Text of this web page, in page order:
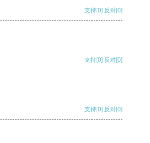
支持[0] 反对[0]
支持[0] 反对[0]
支持[0] 反对[0]